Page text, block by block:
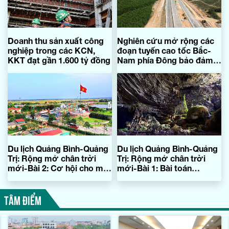
Doanh thu sản xuất công
nghiệp trong các KCN,
KKT đạt gần 1.600 tỷ đồng
Nghiên cứu mở rộng các
đoạn tuyến cao tốc Bắc-
Nam phía Đông bảo đảm
Du lịch Quảng Bình-Quảng
Trị: Rộng mở chân trời
mới-Bài 2: Cơ hội cho một
Du lịch Quảng Bình-Quảng
Trị: Rộng mở chân trời
mới-Bài 1: Bài toán
TÂM ĐIỂM